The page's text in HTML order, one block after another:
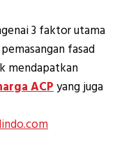
3 faktor utama
fasad
mendapatkan
ACPyang juga